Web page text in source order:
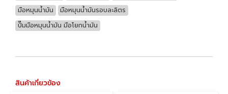
มือหมุนน้ำมัน
มือหมุนน้ำมันรอบละลิตร
ปั๊มมือหมุนน้ำมัน มือโยกน้ำมัน
สินค้าเกี่ยวข้อง